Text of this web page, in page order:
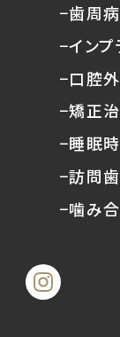
−歯周
−インプ
−口腔
−矯正
−睡眠
−訪問
−噛み